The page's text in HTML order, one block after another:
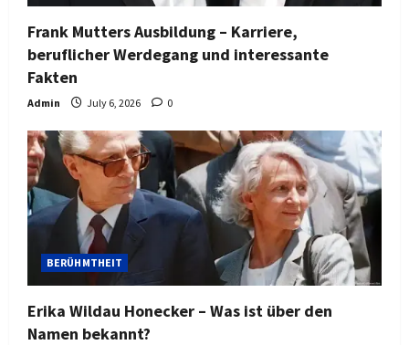
Frank Mutters Ausbildung – Karriere,
beruflicher Werdegang und interessante
Fakten
Admin July 6, 2026 0
BERÜHMTHEIT
Erika Wildau Honecker – Was ist über den
Namen bekannt?